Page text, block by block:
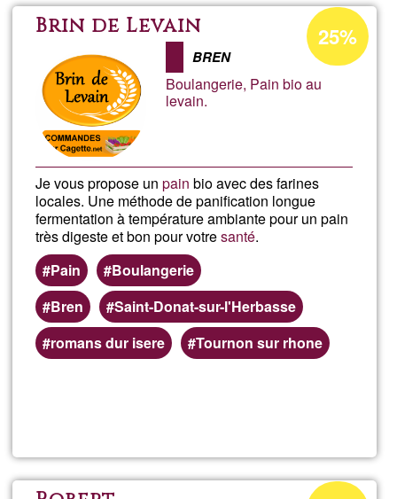
Brin de Levain
BREN
Boulangerie, Pain bio au
levain.
Je vous propose unpain bio avec des farines
locales. Une méthode de panification longue
fermentation à température ambiante pour un pain
très digeste et bon pour votresanté.
Pain
Boulangerie
Bren
Saint-Donat-sur-l'Herbasse
romans dur isere
Tournon sur rhone
Percentatge
d'acceptació
de
G1
25%
Brin
Percentatge